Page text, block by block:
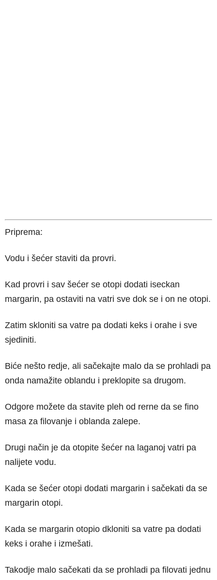
Priprema:
Vodu i šećer staviti da provri.
Kad provri i sav šećer se otopi dodati iseckan
margarin, pa ostaviti na vatri sve dok se i on ne otopi.
Zatim skloniti sa vatre pa dodati keks i orahe i sve
sjediniti.
Biće nešto redje, ali sačekajte malo da se prohladi pa
onda namažite oblandu i preklopite sa drugom.
Odgore možete da stavite pleh od rerne da se fino
masa za filovanje i oblanda zalepe.
Drugi način je da otopite šećer na laganoj vatri pa
nalijete vodu.
Kada se šećer otopi dodati margarin i sačekati da se
margarin otopi.
Kada se margarin otopio dkloniti sa vatre pa dodati
keks i orahe i izmešati.
Takodje malo sačekati da se prohladi pa filovati jednu